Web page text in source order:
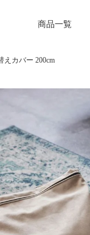
商品一覧
えカバー 200cm